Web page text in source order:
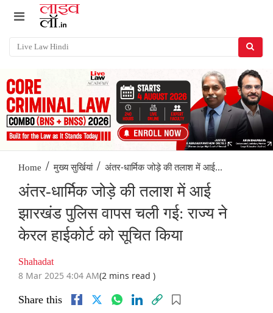
Home / मुख्य सुर्खियां / अंतर-धार्मिक जोड़े की तलाश में आई...
अंतर-धार्मिक जोड़े की तलाश में आई
झारखंड पुलिस वापस चली गई: राज्य ने
केरल हाईकोर्ट को सूचित किया
Shahadat
8 Mar 2025 4:04 AM(2 mins read )
Share this